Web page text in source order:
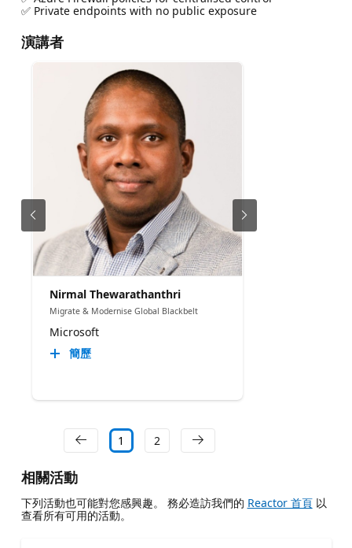
✅ Private endpoints with no public exposure
演講者
Nirmal Thewarathanthri
Migrate & Modernise Global Blackbelt
Microsoft
簡歷
1 2
相關活動
下列活動也可能對您感興趣。 務必造訪我們的 Reactor 首頁以
查看所有可用的活動。